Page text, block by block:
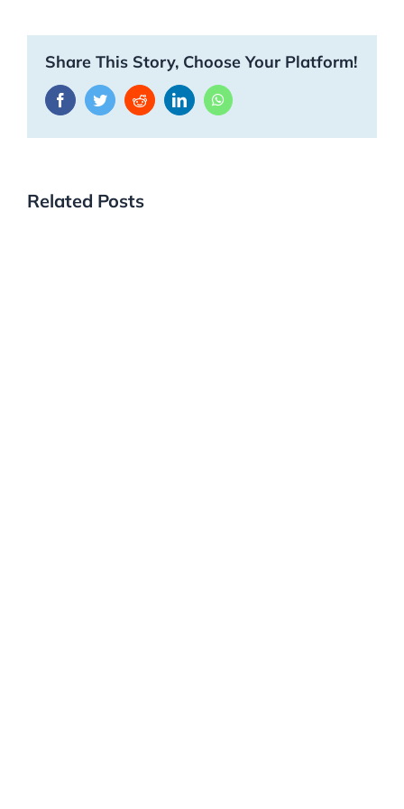
Share This Story, Choose Your Platform!
FacebookTwitterRedditLinkedInWhatsApp
Related Posts